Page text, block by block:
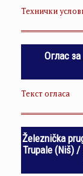
Технички
Оглас
Текст огласа
Železnička
Trupale (Niš) /